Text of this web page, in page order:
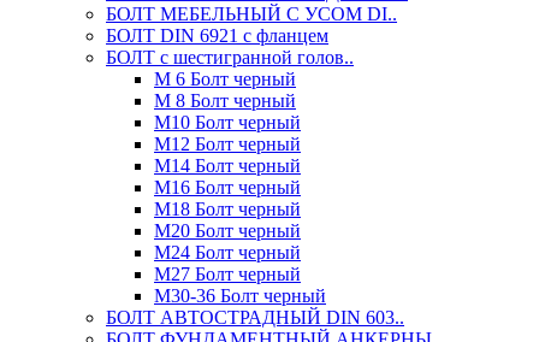
БОЛТ МЕБЕЛЬНЫЙ С УСОМ DI..
БОЛТ DIN 6921 c фланцем
БОЛТ с шестигранной голов..
М 6 Болт черный
М 8 Болт черный
М10 Болт черный
М12 Болт черный
М14 Болт черный
М16 Болт черный
М18 Болт черный
М20 Болт черный
М24 Болт черный
М27 Болт черный
М30-36 Болт черный
БОЛТ АВТОСТРАДНЫЙ DIN 603..